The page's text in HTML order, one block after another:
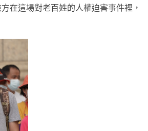
在這場對老百姓的人權迫害事件裡，